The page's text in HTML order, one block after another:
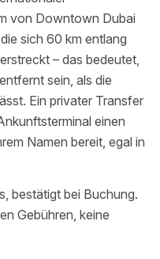
von Downtown Dubai
sich 60 km entlang
– das bedeutet,
sein, als die
Ein privater Transfer
einen
Namen bereit, egal in
bestätigt bei Buchung.
Gebühren, keine